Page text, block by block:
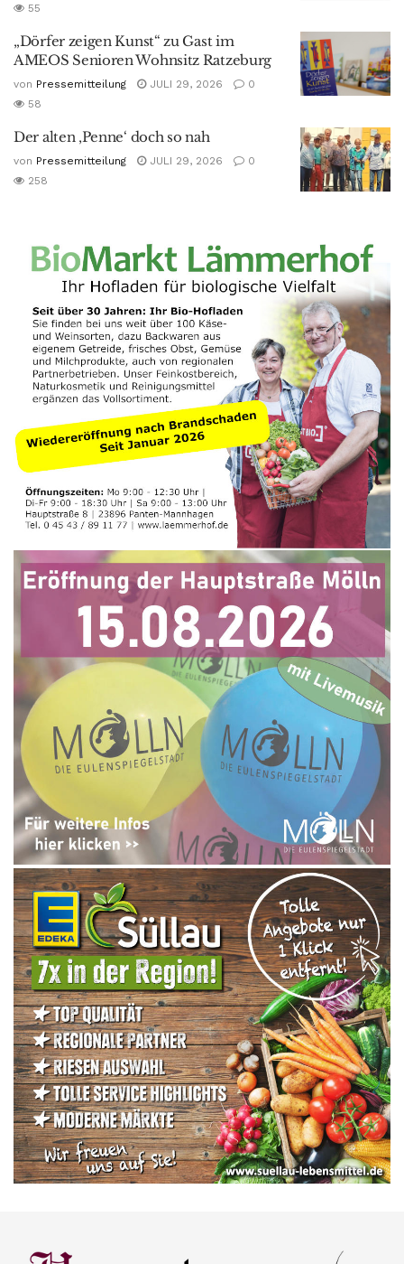
55
„Dörfer zeigen Kunst“ zu Gast im
AMEOS Senioren Wohnsitz Ratzeburg
von Pressemitteilung JULI 29, 2026
0
58
Der alten ‚Penne‘ doch so nah
von Pressemitteilung JULI 29, 2026
0
258